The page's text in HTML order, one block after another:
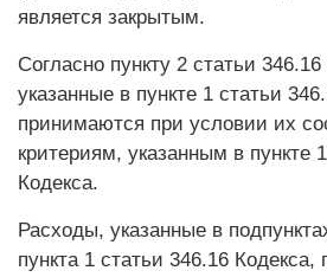
является закрытым.
Согласно пункту 2 статьи
указанные в пункте 1 статьи
принимаются при условии их
критериям, указанным в пункте
Кодекса.
Расходы, указанные в
пункта 1 статьи 346.16